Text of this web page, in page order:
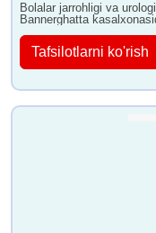
Bolalar jarrohligi va
Bannerghatta
Tafsilotlarni ko'rish